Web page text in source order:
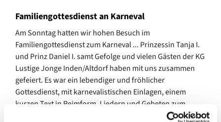
Familiengottesdienst an Karneval
Am Sonntag hatten wir hohen Besuch im
Familiengottesdienst zum Karneval ... Prinzessin Tanja I.
und Prinz Daniel I. samt Gefolge und vielen Gästen der KG
Lustige Jonge Inden/Altdorf haben mit uns zusammen
gefeiert. Es war ein lebendiger und fröhlicher
Gottesdienst, mit karnevalistischen Einlagen, einem
kurzen Text in Reimform, Liedern und Gebeten zum
Mitmachen und einigen Gedanken dazu, dass Altar und